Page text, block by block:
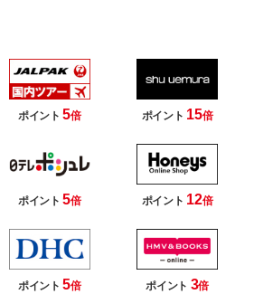
ポイント5倍 ポイント 15倍
ポイント5倍 ポイント 12倍
ポイント5倍 ポイント 3倍